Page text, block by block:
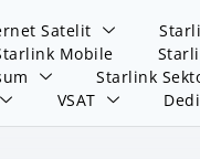
Satelit
Mobile
Starlink
VSAT